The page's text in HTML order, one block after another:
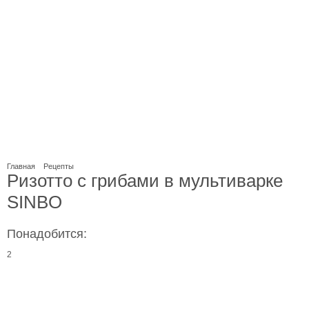
Главная Рецепты
Ризотто с грибами в мультиварке
SINBO
Понадобится:
2